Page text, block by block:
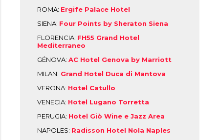
ROMA: Ergife Palace Hotel
SIENA: Four Points by Sheraton Siena
FLORENCIA: FH55 Grand Hotel
Mediterraneo
GÉNOVA: AC Hotel Genova by Marriott
MILAN: Grand Hotel Duca di Mantova
VERONA: Hotel Catullo
VENECIA: Hotel Lugano Torretta
PERUGIA: Hotel Giò Wine e Jazz Area
NAPOLES: Radisson Hotel Nola Naples